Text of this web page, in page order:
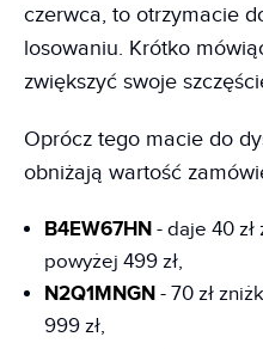
czerwca, to otrzymacie
losowaniu. Krótko
zwiększyć swoje
Oprócz tego macie do
obniżają wartość
B4EW67HN - daje 40
powyżej 499 zł,
N2Q1MNGN - 70 zł
999 zł,